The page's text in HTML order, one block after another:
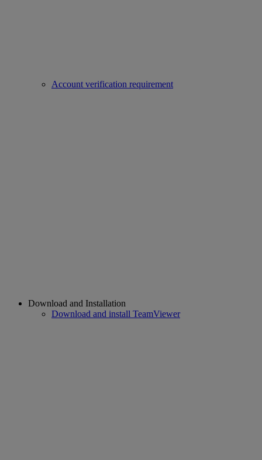
Account verification requirement
Download and Installation
Download and install TeamViewer